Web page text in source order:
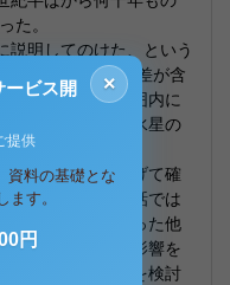
た。
明してのけた、という
±0.5 秒程度の誤差が含
の計算はその範囲内に
り今のところ、水星の
っているわけだ。
もっと精度を上げて確
な簡単に出来る話では
算出するのに使った他
はならないし、影響を
あらゆる可能性を検討
×
ビス開
提供
資料の基礎とな
ます。
円